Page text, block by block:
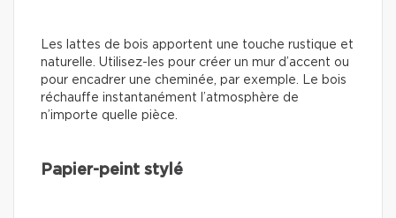
Les lattes de bois apportent une touche rustique et
naturelle. Utilisez-les pour créer un mur d’accent ou
pour encadrer une cheminée, par exemple. Le bois
réchauffe instantanément l’atmosphère de
n’importe quelle pièce.
Papier-peint stylé